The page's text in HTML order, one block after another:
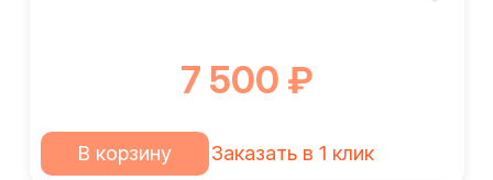
7 500 ₽
В корзину Заказать в 1 клик